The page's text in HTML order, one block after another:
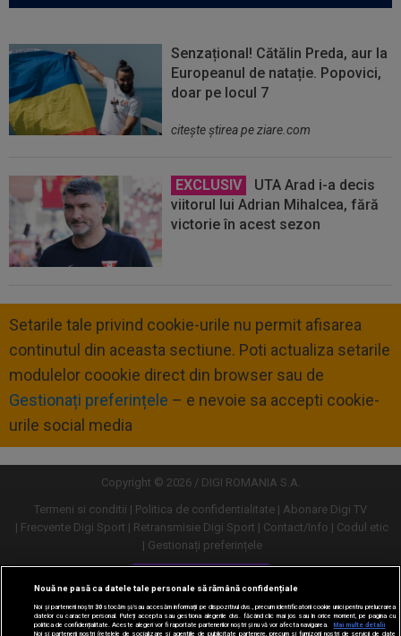
Senzațional! Cătălin Preda, aur la
Europeanul de natație. Popovici,
doar pe locul 7
citeşte ştirea pe ziare.com
EXCLUSIV
UTA Arad i-a decis
viitorul lui Adrian Mihalcea, fără
victorie în acest sezon
Setarile tale privind cookie-urile nu permit afisarea
continutul din aceasta sectiune. Poti actualiza setarile
modulelor coookie direct din browser sau de
Gestionați preferințele – e nevoie sa accepti cookie-
urile social media
Copyright © 2026 / DIGI ROMANIA S.A.
Termeni si conditii
Politica de confidentialitate
Abonare Digi TV
Frecvente Digi Sport
Retransmisie Digi Sport Contact/Info
Codul etic
Gestionați preferințele
Versiune desktop
Nouă ne pasă ca datele tale personale să rămână confidențiale
Noi și partenerii noștri30stocăm și/sau accesăm informații pe dispozitivul dvs., precum identificatorii cookie unici pentru prelucrarea
datelor cu caracter personal. Puteți accepta sau gestiona alegerile dvs. făcând clic mai jos sau în orice moment, pe pagina cu
politica de confidențialitate. Aceste alegeri vor fi raportate partenerilor noștri și nu vă vor afecta navigarea.
Mai multe detalii
Noi si partenerii nostri (retelele de socializare si agentiile de publicitate partenere, precum si furnizorii nostri de servicii de date